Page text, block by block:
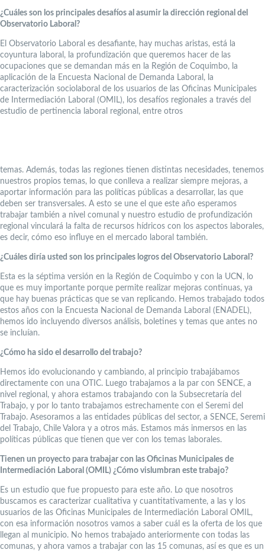
¿Cuáles son los principales desafíos al asumir la dirección regional del
Observatorio Laboral?
El Observatorio Laboral es desafiante, hay muchas aristas, está la
coyuntura laboral, la profundización que queremos hacer de las
ocupaciones que se demandan más en la Región de Coquimbo, la
aplicación de la Encuesta Nacional de Demanda Laboral, la
caracterización sociolaboral de los usuarios de las Oficinas Municipales
de Intermediación Laboral (OMIL), los desafíos regionales a través del
estudio de pertinencia laboral regional, entre otros
temas. Además, todas las regiones tienen distintas necesidades, tenemos
nuestros propios temas, lo que conlleva a realizar siempre mejoras, a
aportar información para las políticas públicas a desarrollar, las que
deben ser transversales. A esto se une el que este año esperamos
trabajar también a nivel comunal y nuestro estudio de profundización
regional vinculará la falta de recursos hídricos con los aspectos laborales,
es decir, cómo eso influye en el mercado laboral también.
¿Cuáles diría usted son los principales logros del Observatorio Laboral?
Esta es la séptima versión en la Región de Coquimbo y con la UCN, lo
que es muy importante porque permite realizar mejoras continuas, ya
que hay buenas prácticas que se van replicando. Hemos trabajado todos
estos años con la Encuesta Nacional de Demanda Laboral (ENADEL),
hemos ido incluyendo diversos análisis, boletines y temas que antes no
se incluían.
¿Cómo ha sido el desarrollo del trabajo?
Hemos ido evolucionando y cambiando, al principio trabajábamos
directamente con una OTIC. Luego trabajamos a la par con SENCE, a
nivel regional, y ahora estamos trabajando con la Subsecretaría del
Trabajo, y por lo tanto trabajamos estrechamente con el Seremi del
Trabajo. Asesoramos a las entidades públicas del sector, a SENCE, Seremi
del Trabajo, Chile Valora y a otros más. Estamos más inmersos en las
políticas públicas que tienen que ver con los temas laborales.
Tienen un proyecto para trabajar con las Oficinas Municipales de
Intermediación Laboral (OMIL) ¿Cómo vislumbran este trabajo?
Es un estudio que fue propuesto para este año. Lo que nosotros
buscamos es caracterizar cualitativa y cuantitativamente, a las y los
usuarios de las Oficinas Municipales de Intermediación Laboral OMIL,
con esa información nosotros vamos a saber cuál es la oferta de los que
llegan al municipio. No hemos trabajado anteriormente con todas las
comunas, y ahora vamos a trabajar con las 15 comunas, así es que es un